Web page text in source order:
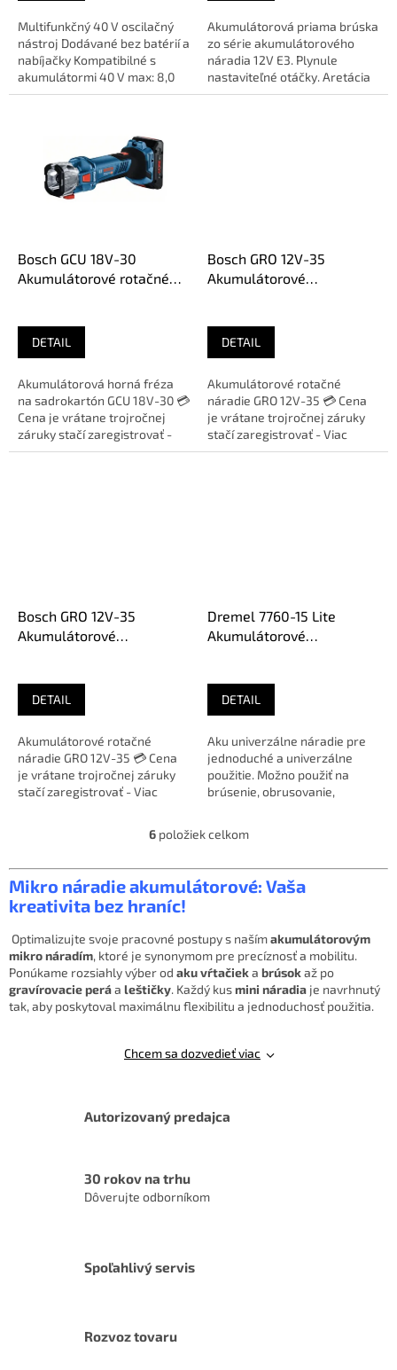
Multifunkčný 40 V oscilačný
nástroj Dodávané bez batérií a
nabíjačky Kompatibilné s
akumulátormi 40 V max: 8,0
Ah / 5,0 Ah / 4,0 Ah /...
Akumulátorová priama brúska
zo série akumulátorového
náradia 12V E3. Plynule
nastaviteľné otáčky. Aretácia
vretena. Mäkká rukoväť....
Bosch GCU 18V-30
Akumulátorové rotačné
DETAIL
Akumulátorová horná fréza
na sadrokartón GCU 18V-30 💳
Cena je vrátane trojročnej
záruky stačí zaregistrovať -
Viac informácií Bosch 🛠️...
Bosch GRO 12V-35
Akumulátorové
06019C5001
DETAIL
Akumulátorové rotačné
náradie GRO 12V-35 💳 Cena
je vrátane trojročnej záruky
stačí zaregistrovať - Viac
informácií Bosch 🛠️
Bosch GRO 12V-35
Akumulátorové
06019C5000
DETAIL
Akumulátorové rotačné
náradie GRO 12V-35 💳 Cena
je vrátane trojročnej záruky
stačí zaregistrovať - Viac
Dremel 7760-15 Lite
Akumulátorové
DETAIL
Aku univerzálne náradie pre
jednoduché a univerzálne
použitie. Možno použiť na
brúsenie, obrusovanie,
O
l
á
c
i
e
p
r
y
p
i
6položiek celkom
Mikro náradie akumulátorové: Vaša
kreativita bez hraníc!
Optimalizujte svoje pracovné postupy s našímakumulátorovým
mikro náradím, ktoré je synonymom pre precíznosť a mobilitu.
Ponúkame rozsiahly výber od aku vŕtačieka brúsokaž po
gravírovacie peráa leštičky. Každý kusmini náradia je navrhnutý
tak, aby poskytoval maximálnu flexibilitu a jednoduchosť použitia.
Chcem sa dozvedieť viac
Autorizovaný predajca
30 rokov na trhu
Dôverujte odborníkom
Spoľahlivý servis
Rozvoz tovaru